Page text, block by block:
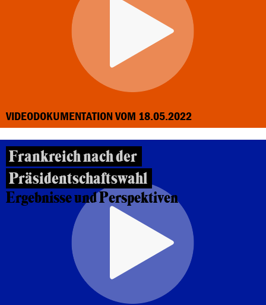
VIDEODOKUMENTATION VOM 18.05.2022
Frankreich nach der
Präsidentschaftswahl
Ergebnisse und Perspektiven